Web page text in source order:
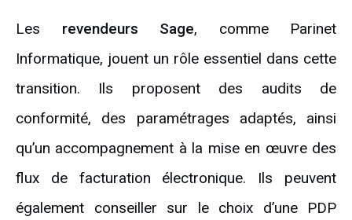
Les revendeurs Sage, comme Parinet
Informatique, jouent un rôle essentiel dans cette
transition. Ils proposent des audits de
conformité, des paramétrages adaptés, ainsi
qu’un accompagnement à la mise en œuvre des
flux de facturation électronique. Ils peuvent
également conseiller sur le choix d’une PDP